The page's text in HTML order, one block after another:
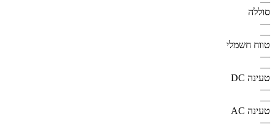
סוללה
—
—
טווח חשמלי
—
—
טעינה DC
—
—
טעינה AC
—